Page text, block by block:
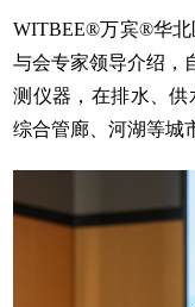
WITBEE®万宾®华北
与会专家领导介绍，
测仪器，在排水、供
综合管廊、河湖等城